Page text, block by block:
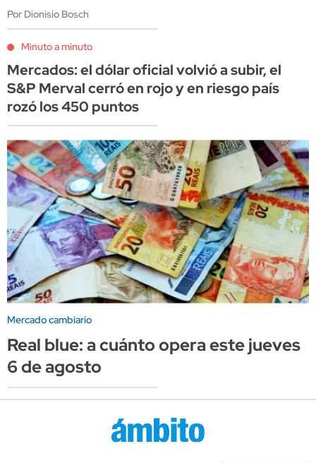
Por Dionisio Bosch
Minuto a minuto
Mercados: el dólar oficial volvió a subir, el
S&P Merval cerró en rojo y en riesgo país
rozó los 450 puntos
Mercado cambiario
Real blue: a cuánto opera este jueves
6 de agosto